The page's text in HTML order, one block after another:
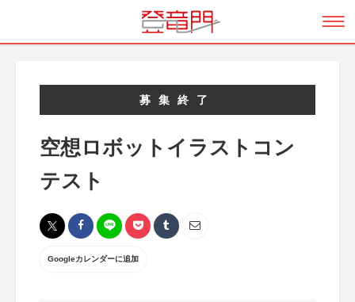
募集終了
空想ロボットイラストコン
テスト
Googleカレンダーに追加